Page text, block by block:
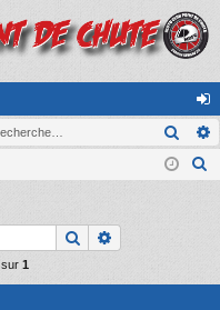
on
ne
r
Rechercher
sur 1